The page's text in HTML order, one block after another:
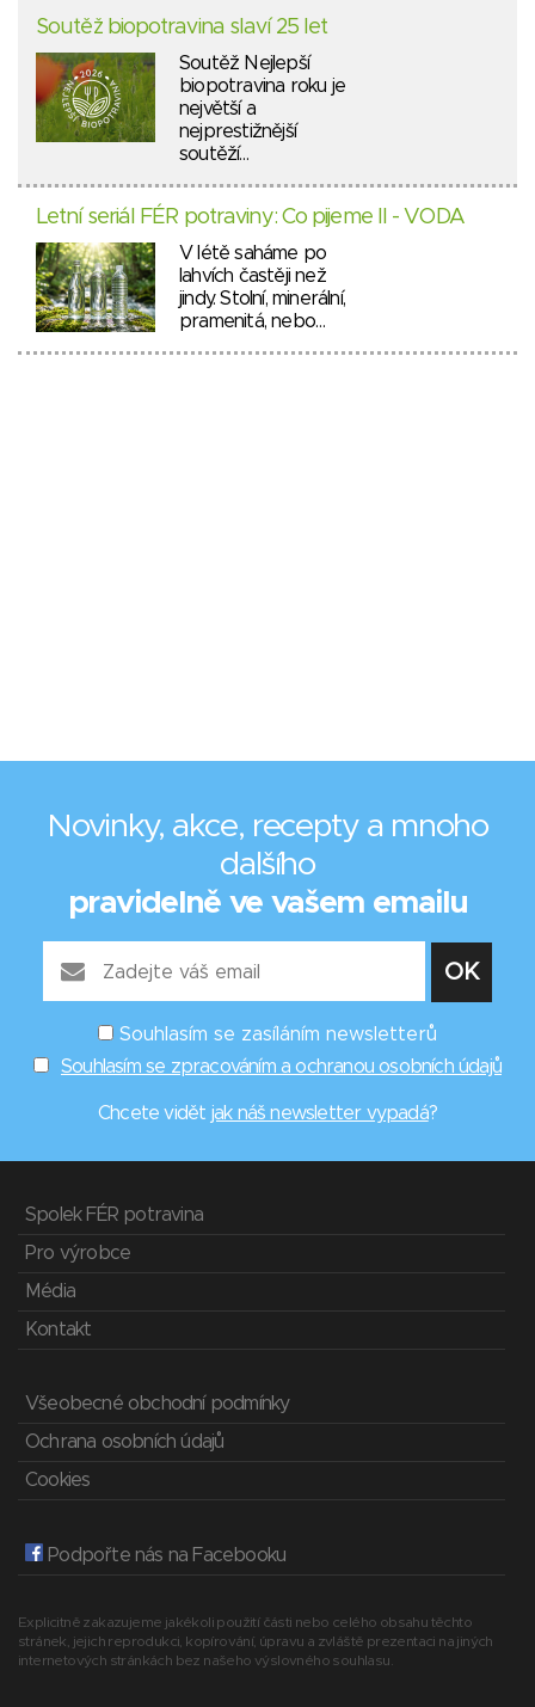
Soutěž biopotravina slaví 25 let
Soutěž Nejlepší
biopotravina roku je
největší a
nejprestižnější
soutěží…
Letní seriál FÉR potraviny: Co pijeme II - VODA
V létě saháme po
lahvích častěji než
jindy. Stolní, minerální,
pramenitá, nebo…
Novinky, akce, recepty a mnoho
dalšího
pravidelně ve vašem emailu
Souhlasím se zasíláním newsletterů
Souhlasím se zpracováním a ochranou osobních údajů
Chcete vidět jak náš newsletter vypadá?
Spolek FÉR potravina
Pro výrobce
Média
Kontakt
Všeobecné obchodní podmínky
Ochrana osobních údajů
Cookies
Podpořte nás na Facebooku
Explicitně zakazujeme jakékoli použití části nebo celého obsahu těchto
stránek, jejich reprodukci, kopírování, úpravu a zvláště prezentaci na jiných
internetových stránkách bez našeho výslovného souhlasu.